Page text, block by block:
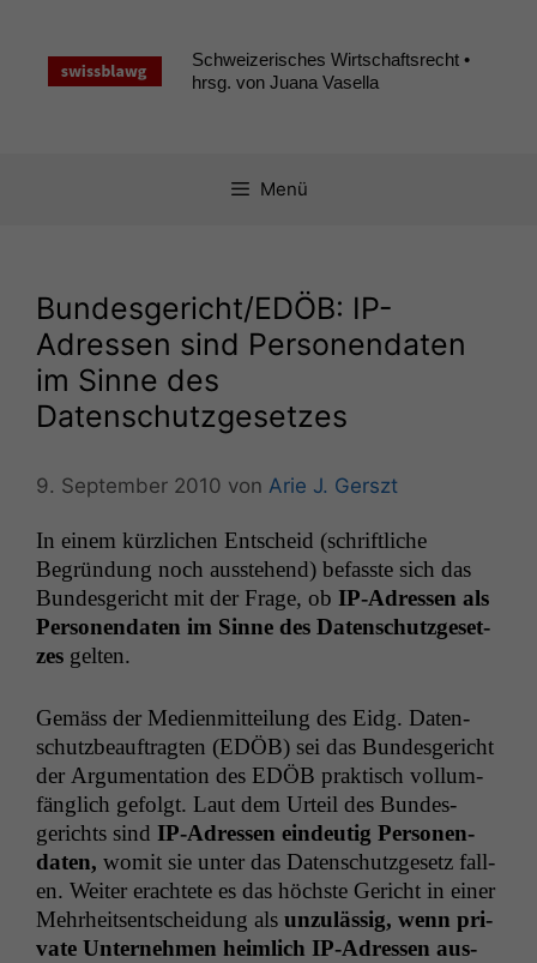
springen
Schweizerisches Wirtschaftsrecht •
hrsg. von Juana Vasella
Menü
Bundesgericht/EDÖB: IP-
Adressen sind Personendaten
im Sinne des
Datenschutzgesetzes
9. September 2010 von Arie J. Gerszt
In einem kür­zlichen Entscheid (schriftliche
Begrün­dung noch ausste­hend) befasste sich das
Bun­des­gericht mit der Frage, ob IP-Adressen als
Per­so­n­en­dat­en im Sinne des Daten­schutzge­set­
zes gelten.
Gemäss der Medi­en­mit­teilung des Eidg. Daten­
schutzbeauf­tragten (EDÖB) sei das Bun­des­gericht
der Argu­men­ta­tion des EDÖB prak­tisch vol­lum­
fänglich gefol­gt. Laut dem Urteil des Bun­des­
gerichts sind IP-Adressen ein­deutig Per­so­n­en­
dat­en, wom­it sie unter das Daten­schutzge­setz fall­
en. Weit­er erachtete es das höch­ste Gericht in ein­er
Mehrheit­sentschei­dung als unzuläs­sig, wenn pri­
vate Unternehmen heim­lich IP-Adressen aus­